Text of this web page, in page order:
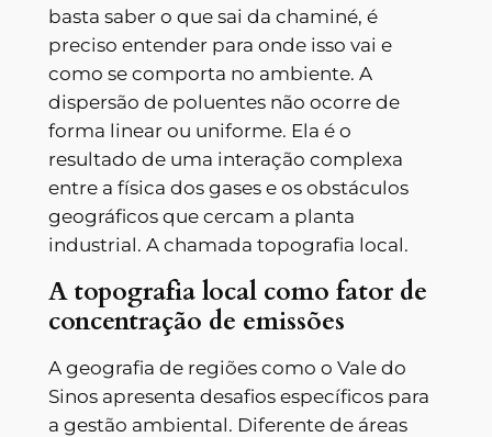
basta saber o que sai da chaminé, é
preciso entender para onde isso vai e
como se comporta no ambiente. A
dispersão de poluentes não ocorre de
forma linear ou uniforme. Ela é o
resultado de uma interação complexa
entre a física dos gases e os obstáculos
geográficos que cercam a planta
industrial. A chamada topografia local.
A topografia local como fator de
concentração de emissões
A geografia de regiões como o Vale do
Sinos apresenta desafios específicos para
a gestão ambiental. Diferente de áreas